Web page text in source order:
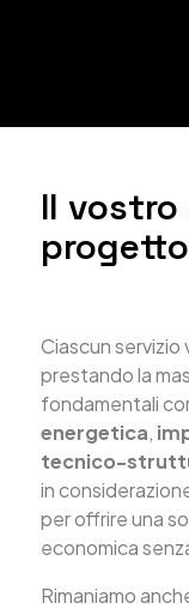
Il
progetto
Ciascun
prestando la
fondamentali
energetica,
tecnico-
in
per offrire una
economica
Rimaniamo